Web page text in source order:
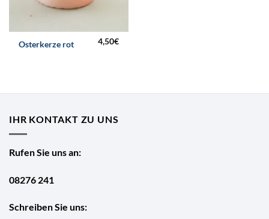
Osterkerze rot 4,50€
IHR KONTAKT ZU UNS
Rufen Sie uns an:
08276 241
Schreiben Sie uns: